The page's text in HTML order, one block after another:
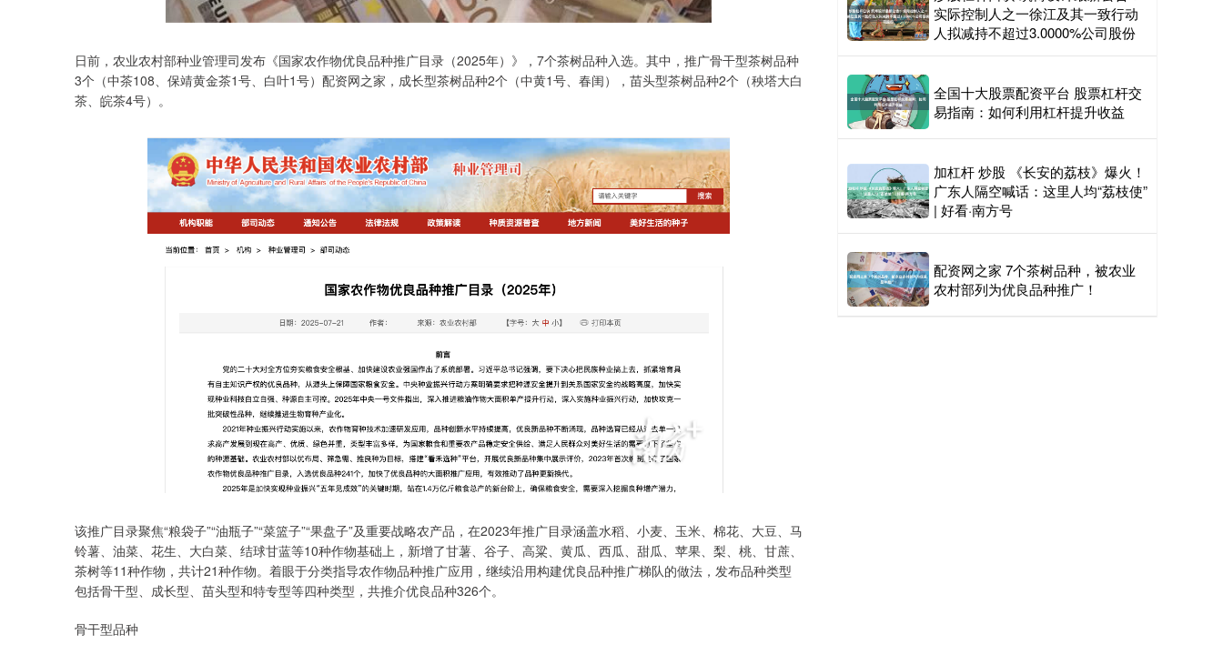
日前，农业农村部种业管理司发布《国家农作物优良品种推广目录（2025年）》，7个茶树品种入选。其中，推广骨干型茶树品种
3个（中茶108、保靖黄金茶1号、白叶1号）配资网之家，成长型茶树品种2个（中黄1号、春闺），苗头型茶树品种2个（秧塔大白
茶、皖茶4号）。
该推广目录聚焦“粮袋子”“油瓶子”“菜篮子”“果盘子”及重要战略农产品，在2023年推广目录涵盖水稻、小麦、玉米、棉花、大豆、马
铃薯、油菜、花生、大白菜、结球甘蓝等10种作物基础上，新增了甘薯、谷子、高粱、黄瓜、西瓜、甜瓜、苹果、梨、桃、甘蔗、
茶树等11种作物，共计21种作物。着眼于分类指导农作物品种推广应用，继续沿用构建优良品种推广梯队的做法，发布品种类型
包括骨干型、成长型、苗头型和特专型等四种类型，共推介优良品种326个。
骨干型品种
实际控制人之一徐江及其一致行动
人拟减持不超过3.0000%公司股份
全国十大股票配资平台 股票杠杆交
易指南：如何利用杠杆提升收益
加杠杆 炒股 《长安的荔枝》爆火！
广东人隔空喊话：这里人均“荔枝使”
| 好看·南方号
配资网之家 7个茶树品种，被农业
农村部列为优良品种推广！